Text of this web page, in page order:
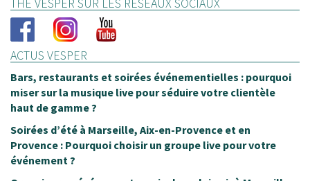
THE VESPER SUR LES RÉSEAUX SOCIAUX
ACTUS VESPER
Bars, restaurants et soirées événementielles : pourquoi
miser sur la musique live pour séduire votre clientèle
haut de gamme ?
Soirées d’été à Marseille, Aix-en-Provence et en
Provence : Pourquoi choisir un groupe live pour votre
événement ?